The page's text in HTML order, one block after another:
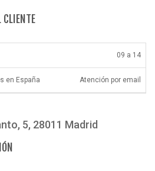
CLIENTE
09 a 14
en España Atención por email
5, 28011 Madrid